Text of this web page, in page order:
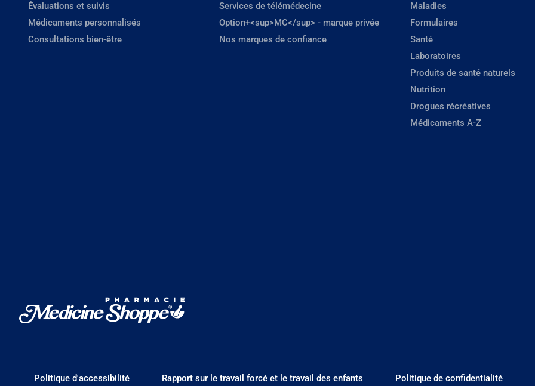
Évaluations et suivis
Médicaments personnalisés
Consultations bien-être
Services de télémédecine
Option+<sup>MC</sup> - marque privée
Nos marques de confiance
Maladies
Formulaires
Santé
Laboratoires
Produits de santé naturels
Nutrition
Drogues récréatives
Médicaments A-Z
Politique d'accessibilité Rapport sur le travail forcé et le travail des enfants
Politique de confidentialité